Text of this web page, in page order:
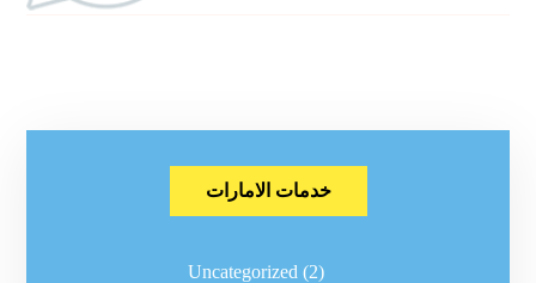
خدمات الامارات
Uncategorized (2)